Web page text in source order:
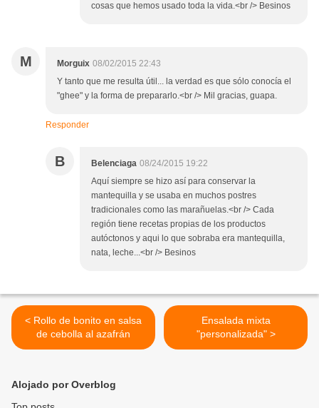
cosas que hemos usado toda la vida.<br /> Besinos
M Morguix 08/02/2015 22:43
Y tanto que me resulta útil... la verdad es que sólo conocía el
"ghee" y la forma de prepararlo.<br /> Mil gracias, guapa.
Responder
B Belenciaga 08/24/2015 19:22
Aquí siempre se hizo así para conservar la
mantequilla y se usaba en muchos postres
tradicionales como las marañuelas.<br /> Cada
región tiene recetas propias de los productos
autóctonos y aqui lo que sobraba era mantequilla,
nata, leche...<br /> Besinos
< Rollo de bonito en salsa
de cebolla al azafrán
Ensalada mixta
"personalizada" >
Alojado por Overblog